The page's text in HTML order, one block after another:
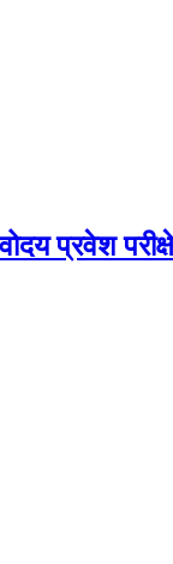
प्रवेश